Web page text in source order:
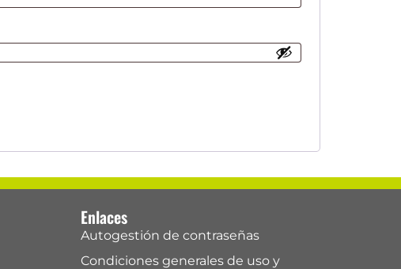
Enlaces
Autogestión de contraseñas
Condiciones generales de uso y